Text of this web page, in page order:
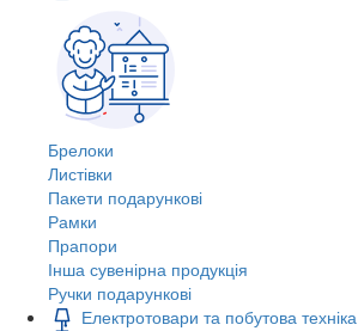
Брелоки
Листівки
Пакети подарункові
Рамки
Прапори
Інша сувенірна продукція
Ручки подарункові
Електротовари та побутова техніка